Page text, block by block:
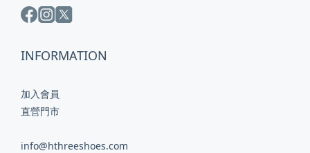
INFORMATION
加入會員
直營門市
info@hthreeshoes.com